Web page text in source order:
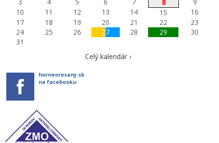
3
4 5 6 7 8
9
10
11 12 13 14 15
16
17
18 19 20 21 22
23
24
25 26 27 28 29
30
31
Celý kalendár ›
horneoresany.sk
na facebooku